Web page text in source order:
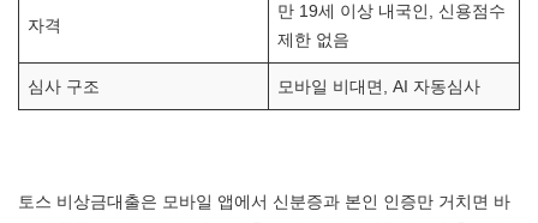
자격
만 19세 이상 내국인, 신용점수
제한 없음
심사 구조 모바일 비대면, AI 자동심사
토스 비상금대출은 모바일 앱에서 신분증과 본인 인증만 거치면 바